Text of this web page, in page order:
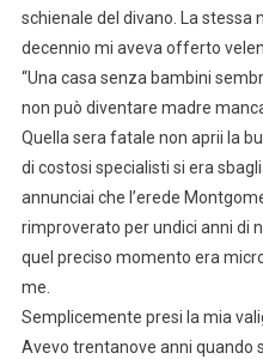
schienale del divano. La stessa
decennio mi aveva offerto
“Una casa senza bambini
non può diventare madre
Quella sera fatale non aprii la
di costosi specialisti si era
annunciai che l’erede
rimproverato per undici anni di
quel preciso momento era
me.
Semplicemente presi la mia
Avevo trentanove anni quando